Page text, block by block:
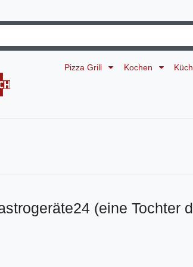
Pizza Grill Kochen
(eine Tochter